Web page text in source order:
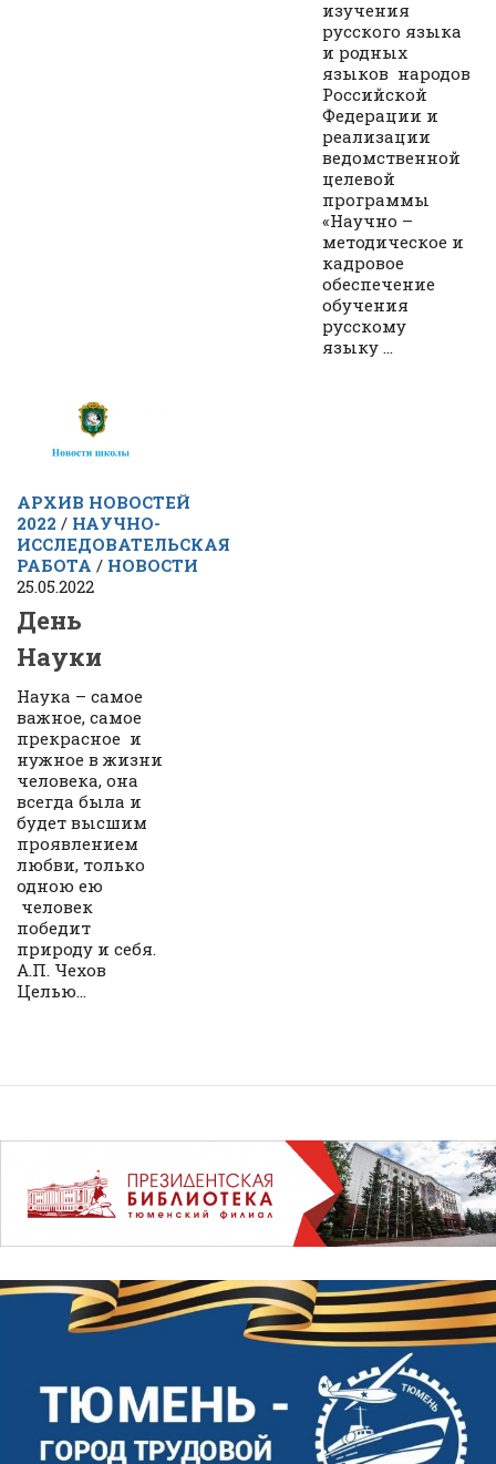
изучения
русского языка
и родных
языков народов
Российской
Федерации и
реализации
ведомственной
целевой
программы
«Научно –
методическое и
кадровое
обеспечение
обучения
русскому
языку ...
АРХИВ НОВОСТЕЙ
2022 / НАУЧНО-
ИССЛЕДОВАТЕЛЬСКАЯ
РАБОТА / НОВОСТИ
25.05.2022
День
Науки
Наука – самое
важное, самое
прекрасное и
нужное в жизни
человека, она
всегда была и
будет высшим
проявлением
любви, только
одною ею
человек
победит
природу и себя.
А.П. Чехов
Целью...